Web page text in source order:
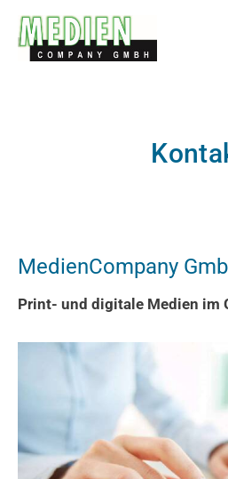
Inhalt
springen
Stellenanzeigen schalten
Unternehmen
MedienCompany
Print- und digitale Medien im